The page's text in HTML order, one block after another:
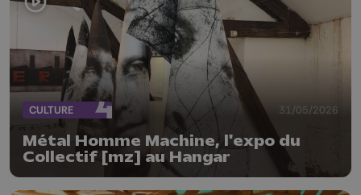
CULTURE 31/05/2026
Métal Homme Machine, l'expo du
Collectif [mz] au Hangar